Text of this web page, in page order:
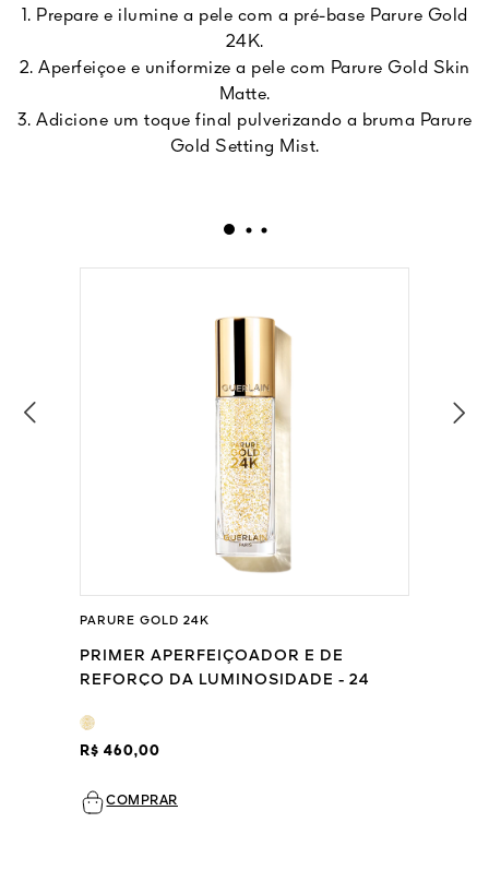
1. Prepare e ilumine a pele com a pré-base Parure Gold
24K.
2. Aperfeiçoe e uniformize a pele com Parure Gold Skin
Matte.
3. Adicione um toque final pulverizando a bruma Parure
Gold Setting Mist.
PARURE GOLD 24K
PRIMER APERFEIÇOADOR E DE
REFORÇO DA LUMINOSIDADE - 24
R$ 460,00
COMPRAR